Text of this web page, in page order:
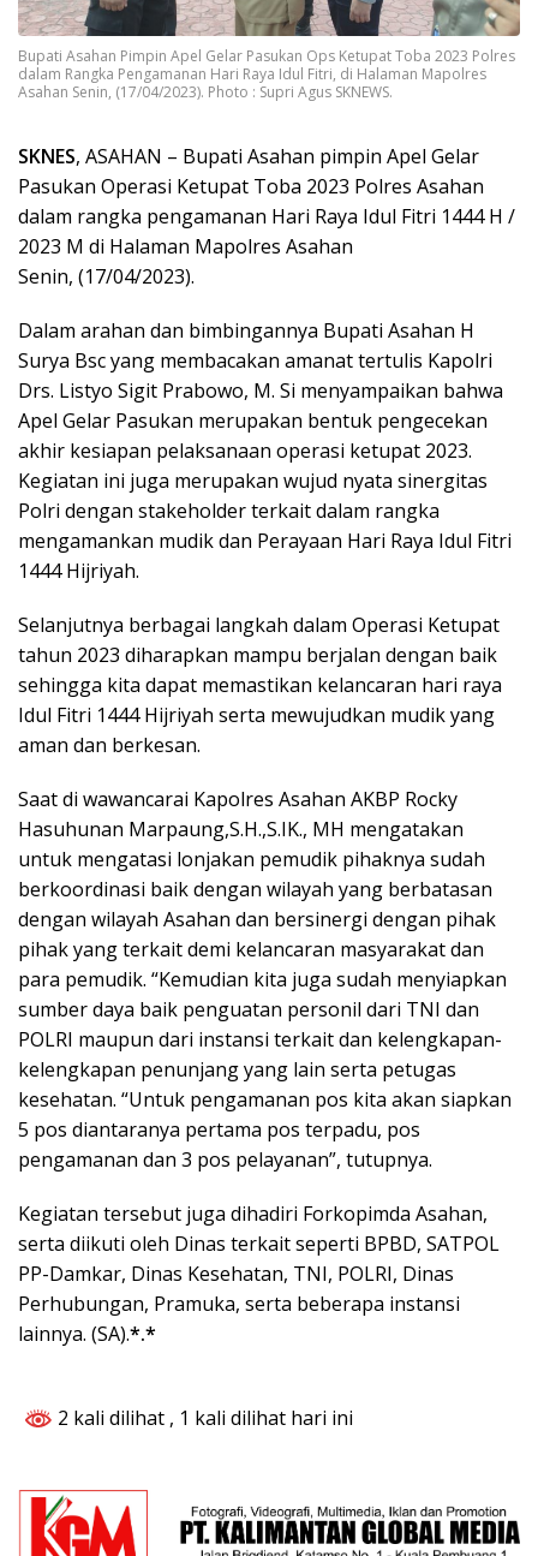
Bupati Asahan Pimpin Apel Gelar Pasukan Ops Ketupat Toba 2023 Polres
dalam Rangka Pengamanan Hari Raya Idul Fitri, di Halaman Mapolres
Asahan Senin, (17/04/2023). Photo : Supri Agus SKNEWS.
SKNES, ASAHAN – Bupati Asahan pimpin Apel Gelar
Pasukan Operasi Ketupat Toba 2023 Polres Asahan
dalam rangka pengamanan Hari Raya Idul Fitri 1444 H /
2023 M di Halaman Mapolres Asahan
Senin, (17/04/2023).
Dalam arahan dan bimbingannya Bupati Asahan H
Surya Bsc yang membacakan amanat tertulis Kapolri
Drs. Listyo Sigit Prabowo, M. Si menyampaikan bahwa
Apel Gelar Pasukan merupakan bentuk pengecekan
akhir kesiapan pelaksanaan operasi ketupat 2023.
Kegiatan ini juga merupakan wujud nyata sinergitas
Polri dengan stakeholder terkait dalam rangka
mengamankan mudik dan Perayaan Hari Raya Idul Fitri
1444 Hijriyah.
Selanjutnya berbagai langkah dalam Operasi Ketupat
tahun 2023 diharapkan mampu berjalan dengan baik
sehingga kita dapat memastikan kelancaran hari raya
Idul Fitri 1444 Hijriyah serta mewujudkan mudik yang
aman dan berkesan.
Saat di wawancarai Kapolres Asahan AKBP Rocky
Hasuhunan Marpaung,S.H.,S.IK., MH mengatakan
untuk mengatasi lonjakan pemudik pihaknya sudah
berkoordinasi baik dengan wilayah yang berbatasan
dengan wilayah Asahan dan bersinergi dengan pihak
pihak yang terkait demi kelancaran masyarakat dan
para pemudik. “Kemudian kita juga sudah menyiapkan
sumber daya baik penguatan personil dari TNI dan
POLRI maupun dari instansi terkait dan kelengkapan-
kelengkapan penunjang yang lain serta petugas
kesehatan. “Untuk pengamanan pos kita akan siapkan
5 pos diantaranya pertama pos terpadu, pos
pengamanan dan 3 pos pelayanan”, tutupnya.
Kegiatan tersebut juga dihadiri Forkopimda Asahan,
serta diikuti oleh Dinas terkait seperti BPBD, SATPOL
PP-Damkar, Dinas Kesehatan, TNI, POLRI, Dinas
Perhubungan, Pramuka, serta beberapa instansi
lainnya. (SA).*.*
2 kali dilihat , 1 kali dilihat hari ini